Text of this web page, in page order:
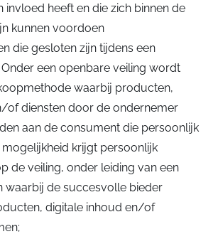
invloed heeft en die zich binnen de
kunnen voordoen
die gesloten zijn tijdens een
een openbare veiling wordt
waarbij producten,
of diensten door de ondernemer
aan de consument die persoonlijk
krijgt persoonlijk
de veiling, onder leiding van een
waarbij de succesvolle bieder
digitale inhoud en/of